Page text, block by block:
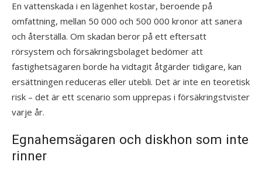
En vattenskada i en lägenhet kostar, beroende på
omfattning, mellan 50 000 och 500 000 kronor att sanera
och återställa. Om skadan beror på ett eftersatt
rörsystem och försäkringsbolaget bedömer att
fastighetsägaren borde ha vidtagit åtgärder tidigare, kan
ersättningen reduceras eller utebli. Det är inte en teoretisk
risk – det är ett scenario som upprepas i försäkringstvister
varje år.
Egnahemsägaren och diskhon som inte
rinner